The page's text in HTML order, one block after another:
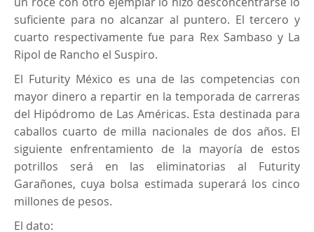
suficiente para no alcanzar al puntero. El tercero y
cuarto respectivamente fue para Rex Sambaso y La
Ripol de Rancho el Suspiro.
El Futurity México es una de las competencias con
mayor dinero a repartir en la temporada de carreras
del Hipódromo de Las Américas. Esta destinada para
caballos cuarto de milla nacionales de dos años. El
siguiente enfrentamiento de la mayoría de estos
potrillos será en las eliminatorias al Futurity
Garañones, cuya bolsa estimada superará los cinco
millones de pesos.
El dato: